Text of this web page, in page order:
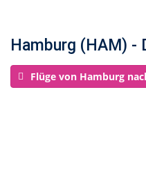
Hamburg (HAM) -
Flüge von Hamburg